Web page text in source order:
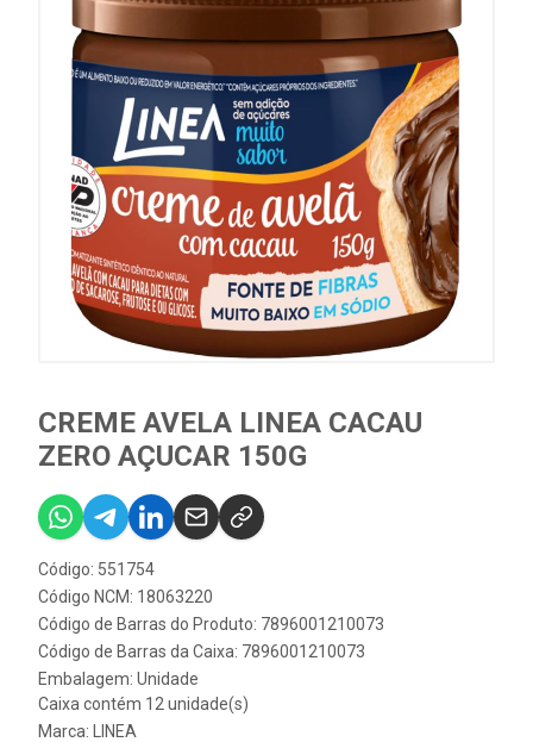
CREME AVELA LINEA CACAU
ZERO AÇUCAR 150G
Código: 551754
Código NCM: 18063220
Código de Barras do Produto: 7896001210073
Código de Barras da Caixa: 7896001210073
Embalagem: Unidade
Caixa contém 12 unidade(s)
Marca:
LINEA